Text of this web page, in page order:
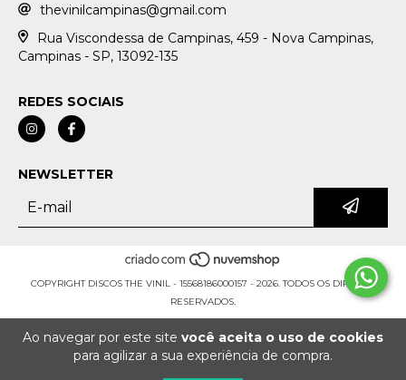
Ao navegar por este site você aceita o uso de cookies
para agilizar a sua experiência de compra.
thevinilcampinas@gmail.com
Rua Viscondessa de Campinas, 459 - Nova Campinas,
Campinas - SP, 13092-135
REDES SOCIAIS
NEWSLETTER
COPYRIGHT DISCOS THE VINIL - 15568186000157 - 2026. TODOS OS DIREITOS
RESERVADOS.